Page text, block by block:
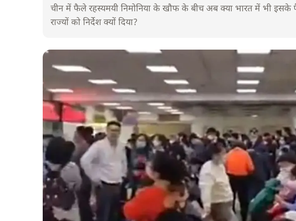
चीन में फैले रहस्यमयी निमोनिया के खौफ के बीच अब क्या भारत में भी
राज्यों को निर्देश क्यों दिया?